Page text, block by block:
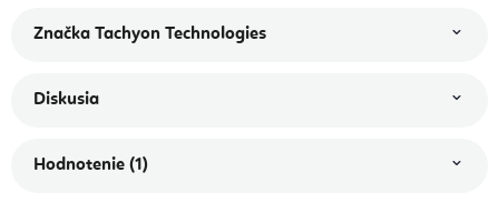
Značka Tachyon Technologies
Diskusia
Hodnotenie (1)